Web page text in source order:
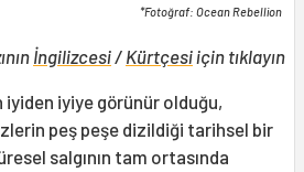
*Fotoğraf: Ocean Rebellion
İngilizcesi/ Kürtçesiiçin tıklayın
iyiye görünür olduğu,
peş peşe dizildiği tarihsel bir
salgının tam ortasında